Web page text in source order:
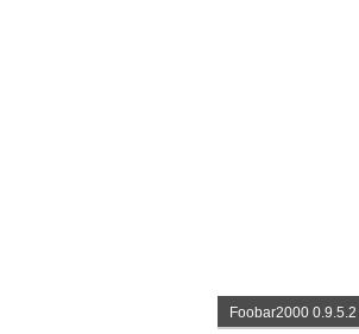
Foobar2000 0.9.5.2